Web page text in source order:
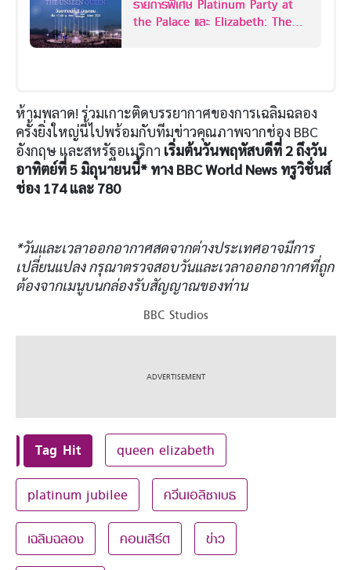
รายการพิเศษ Platinum Party at
the Palace และ Elizabeth: The
ห้ามพลาด! ร่วมเกาะติดบรรยากาศของการเฉลิมฉลอง
ครั้งยิ่งใหญ่นี้ไปพร้อมกับทีมข่าวคุณภาพจากช่อง BBC
อังกฤษ และสหรัฐอเมริกา เริ่มต้นวันพฤหัสบดีที่ 2 ถึงวัน
อาทิตย์ที่ 5 มิถุนายนนี้* ทาง BBC World News ทรูวิชั่นส์
ช่อง 174 และ 780
*วันและเวลาออกอากาศสดจากต่างประเทศอาจมีการ
เปลี่ยนแปลง กรุณาตรวจสอบวันและเวลาออกอากาศที่ถูก
ต้องจากเมนูบนกล่องรับสัญญาณของท่าน
BBC Studios
Tag Hit queen elizabeth
platinum jubilee ควีนเอลิซาเบธ
เฉลิมฉลอง คอนเสิร์ต ข่าว